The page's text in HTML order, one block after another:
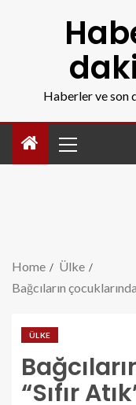
Haberler ve son
Home
Ülke
Bağcıların
ÜLKE
“Sıfır